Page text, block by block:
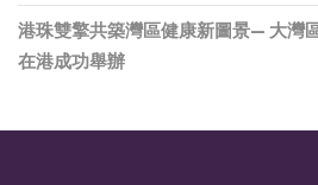
港珠雙擎共築灣區健康新圖景— 大灣
在港成功舉辦